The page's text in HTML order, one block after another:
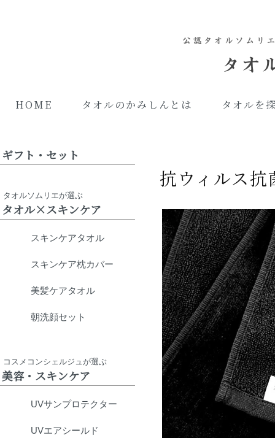
HOME タオルのかみしんとは タオルを
抗ウィルス
ギフト・セット
タオルソムリエが選ぶ
タオル×スキンケア
スキンケアタオル
スキンケア枕カバー
美髪ケアタオル
朝洗顔セット
コスメコンシェルジュが選ぶ
美容・スキンケア
UVサンプロテクター
UVエアシールド